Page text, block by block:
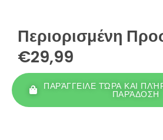
Περιορισμένη
€29,99
ΠΑΡΆΓΓΕΙΛΕ ΤΏΡΑ ΚΑΙ
ΠΑΡΆΔΟΣΗ